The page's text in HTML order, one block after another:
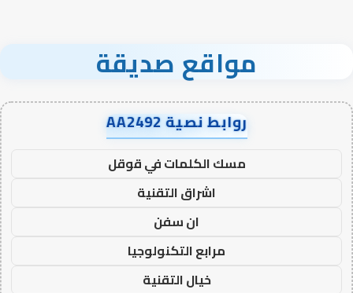
مواقع صديقة
روابط نصية AA2492
مسك الكلمات في قوقل
اشراق التقنية
ان سفن
مرابع التكنولوجيا
خيال التقنية